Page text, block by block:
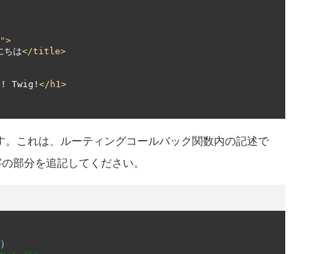
>
ちは</title>
! Twig! </h1>
これは、ルーティングコールバック関数内の記述で
部分を追記してください。